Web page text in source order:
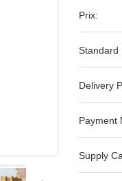
Prix:
Standard
Delivery
Payment
Supply